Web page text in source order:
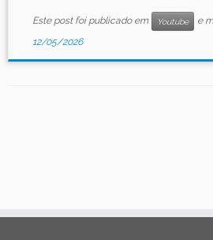
Este post foi publicado em Youtube e
12/05/2026